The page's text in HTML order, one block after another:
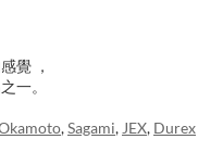
覺 ，
一。
,Sagami, JEX, Durex